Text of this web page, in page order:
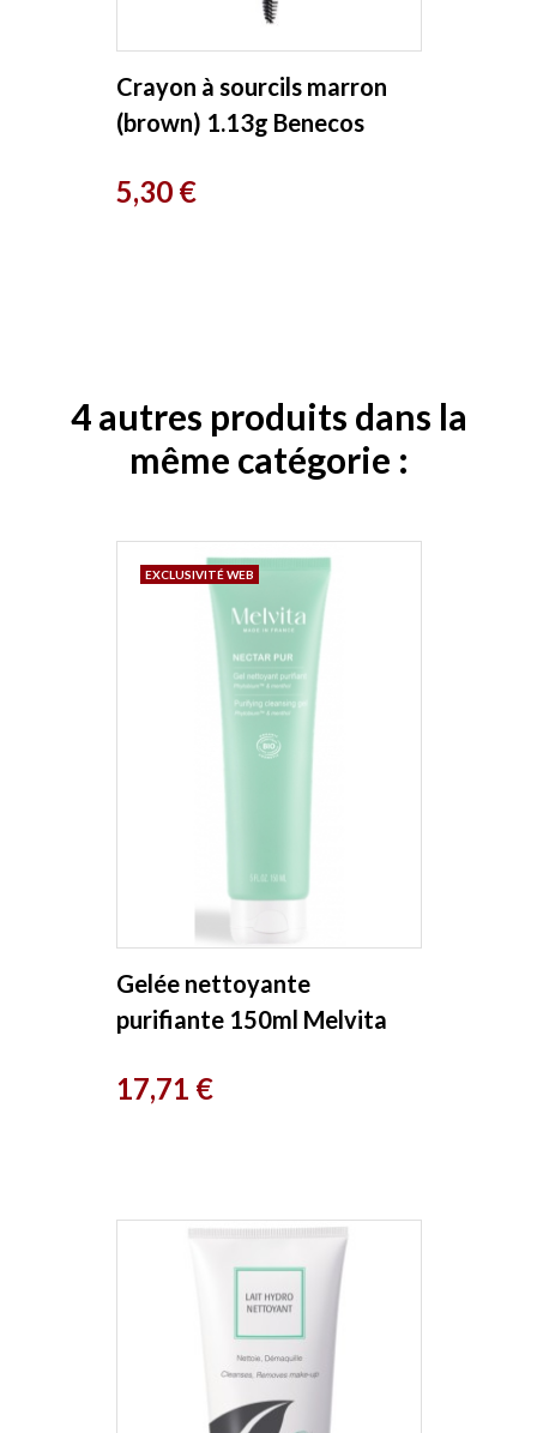
Crayon à sourcils marron
(brown) 1.13g Benecos
Prix
5,30 €
4 autres produits dans la
même catégorie :
Gelée nettoyante
purifiante 150ml Melvita
Prix
17,71 €
EXCLUSIVITÉ WEB